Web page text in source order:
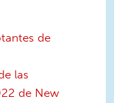
de
las
de New